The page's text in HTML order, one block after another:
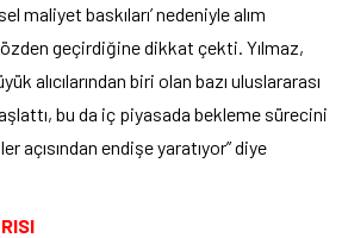
maliyet baskıları’ nedeniyle alım
geçirdiğine dikkat çekti. Yılmaz,
alıcılarından biri olan bazı uluslararası
bu da iç piyasada bekleme sürecini
açısından endişe yaratıyor” diye